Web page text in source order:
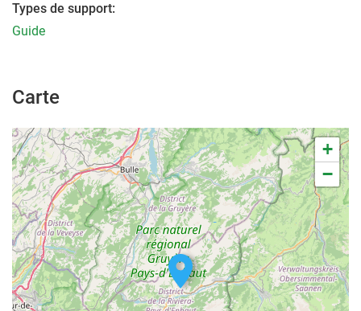
Types de support:
Guide
Carte
+
−